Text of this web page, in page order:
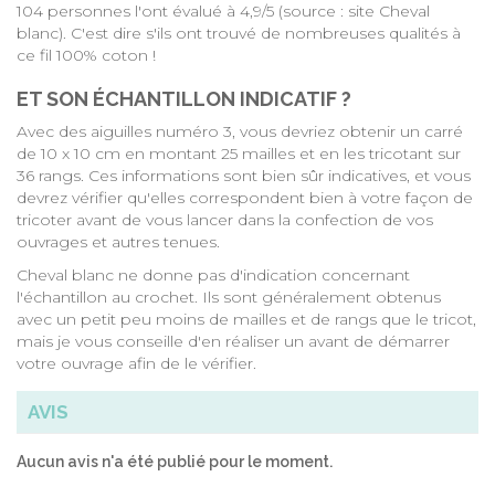
104 personnes l'ont évalué à 4,9/5 (source : site Cheval
blanc). C'est dire s'ils ont trouvé de nombreuses qualités à
ce fil 100% coton !
ET SON ÉCHANTILLON INDICATIF ?
Avec des aiguilles numéro 3, vous devriez obtenir un carré
de 10 x 10 cm en montant 25 mailles et en les tricotant sur
36 rangs. Ces informations sont bien sûr indicatives, et vous
devrez vérifier qu'elles correspondent bien à votre façon de
tricoter avant de vous lancer dans la confection de vos
ouvrages et autres tenues.
Cheval blanc ne donne pas d'indication concernant
l'échantillon au crochet. Ils sont généralement obtenus
avec un petit peu moins de mailles et de rangs que le tricot,
mais je vous conseille d'en réaliser un avant de démarrer
votre ouvrage afin de le vérifier.
AVIS
Aucun avis n'a été publié pour le moment.